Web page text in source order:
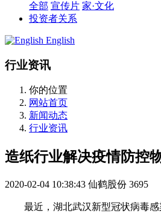
全部 宣传片 家·文化
投资者关系
English
行业资讯
你的位置
网站首页
新闻动态
行业资讯
造纸行业解决疫情防控
2020-02-04 10:38:43 仙鹤股份 3695
最近，湖北武汉新型冠状病毒